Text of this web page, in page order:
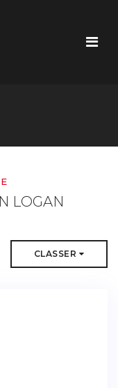
LOGAN
CLASSER